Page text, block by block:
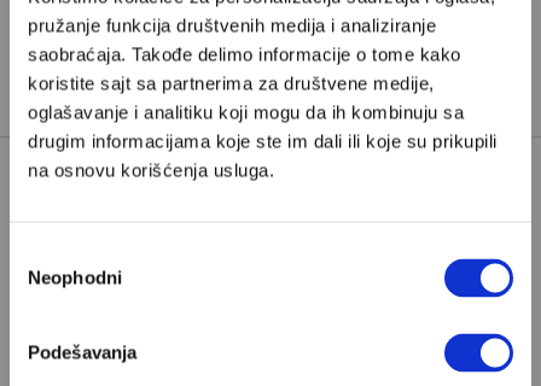
pružanje funkcija društvenih medija i analiziranje
saobraćaja. Takođe delimo informacije o tome kako
koristite sajt sa partnerima za društvene medije,
oglašavanje i analitiku koji mogu da ih kombinuju sa
drugim informacijama koje ste im dali ili koje su prikupili
na osnovu korišćenja usluga.
сагласности
Neophodni
Podešavanja
premium sadržaja, neophodno je da
odaberete jedan od planova pretplate.